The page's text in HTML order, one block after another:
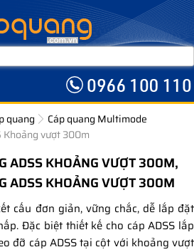
quang
Cáp quang Multimode
Khoảng vượt 300m
ADSS KHOẢNG VƯỢT 300M,
ADSS KHOẢNG VƯỢT 300M
cấu đơn giản, vững chắc, dễ lắp đặt
Đặc biệt thiết kế cho cáp ADSS lắp
đỡ cáp ADSS tại cột với khoảng vượt